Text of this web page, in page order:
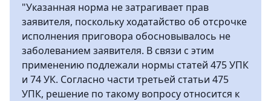
"Указанная норма не затрагивает прав
заявителя, поскольку ходатайство об отсрочке
исполнения приговора обосновывалось не
заболеванием заявителя. В связи с этим
применению подлежали нормы статей 475 УПК
и 74 УК. Согласно части третьей статьи 475
УПК, решение по такому вопросу относится к